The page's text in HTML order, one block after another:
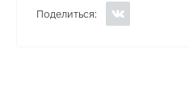
Поделиться: